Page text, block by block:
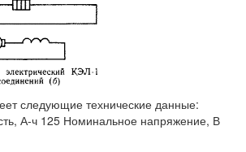
следующие технические данные:
А-ч 125 Номинальное напряжение, В